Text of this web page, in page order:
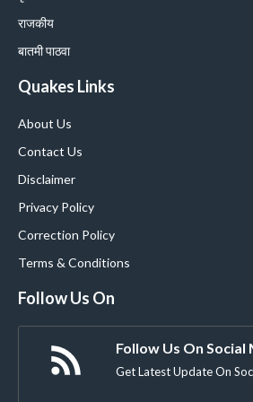
राजकीय
बातमी पाठवा
Quakes Links
About Us
Contact Us
Disclaimer
Privacy Policy
Correction Policy
Terms & Conditions
Follow Us On
Follow Us On Social
Get Latest Update On